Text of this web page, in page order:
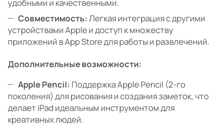
удобными и качественными.
Совместимость: Легкая интеграция с другими
устройствами Apple и доступ к множеству
приложений в App Store для работы и развлечений.
Дополнительные возможности:
Apple Pencil: Поддержка Apple Pencil (2-го
поколения) для рисования и создания заметок, что
делает iPad идеальным инструментом для
креативных людей.